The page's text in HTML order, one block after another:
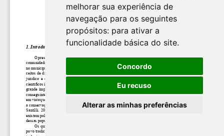
melhorar sua experiência de
navegação para os seguintes
propósitos: para ativar a
funcionalidade básica do site.
Concordo
Eu recuso
Alterar as minhas preferências